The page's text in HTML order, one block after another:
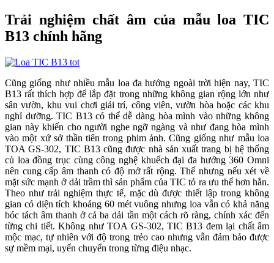
Trải nghiệm chất âm của mẫu loa TIC
B13 chính hãng
Cũng giống như nhiều mẫu loa đa hướng ngoài trời hiện nay, TIC
B13 rất thích hợp để lắp đặt trong những không gian rộng lớn như
sân vườn, khu vui chơi giải trí, công viên, vườn hòa hoặc các khu
nghỉ dưỡng. TIC B13 có thể dễ dàng hòa mình vào những không
gian này khiến cho người nghe ngỡ ngàng và như đang hòa mình
vào một xứ sở thần tiên trong phim ảnh. Cũng giống như mẫu loa
TOA GS-302, TIC B13 cũng được nhà sản xuất trang bị hệ thống
củ loa đồng trục cùng công nghệ khuếch đại đa hướng 360 Omni
nên cung cấp âm thanh có độ mở rất rộng. Thế nhưng nếu xét về
mặt sức mạnh ở dải trầm thì sản phẩm của TIC tỏ ra ưu thế hơn hẳn.
Theo như trải nghiệm thực tế, mặc dù được thiết lập trong không
gian có diện tích khoảng 60 mét vuông nhưng loa vẫn có khả năng
bóc tách âm thanh ở cả ba dải tần một cách rõ ràng, chính xác đến
từng chi tiết. Không như TOA GS-302, TIC B13 đem lại chất âm
mộc mạc, tự nhiên với độ trong trẻo cao nhưng vẫn đảm bảo được
sự mềm mại, uyển chuyển trong từng điệu nhạc.